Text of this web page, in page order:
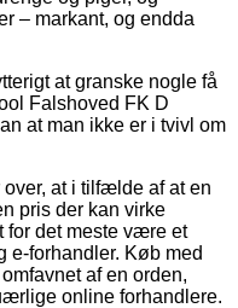
– markant, og endda
at granske nogle få
Falshoved FK D
at man ikke er i tvivl om
at i tilfælde af at en
pris der kan virke
for det meste være et
e-forhandler. Køb med
af en orden,
online forhandlere.